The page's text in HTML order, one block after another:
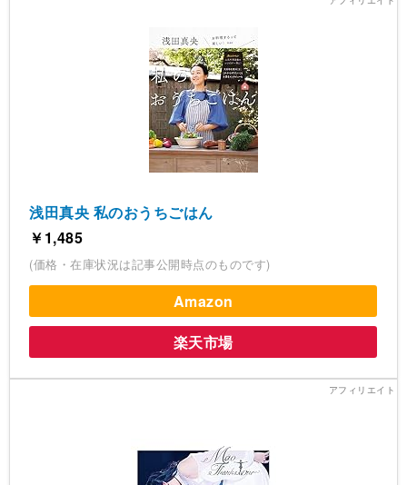
浅田真央 私のおうちごはん
￥1,485
(価格・在庫状況は記事公開時点のものです)
Amazon
楽天市場